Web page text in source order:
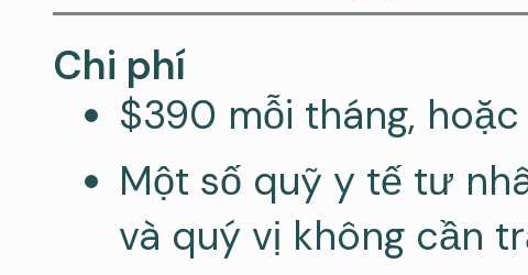
Chi phí
$390 mỗi tháng,
Một số quỹ y tế tư
và quý vị không cần